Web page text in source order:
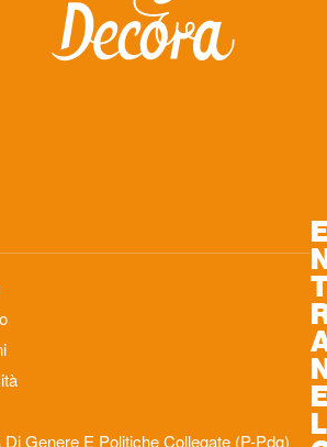
Genere E Politiche Collegate (P-Pdg)
L